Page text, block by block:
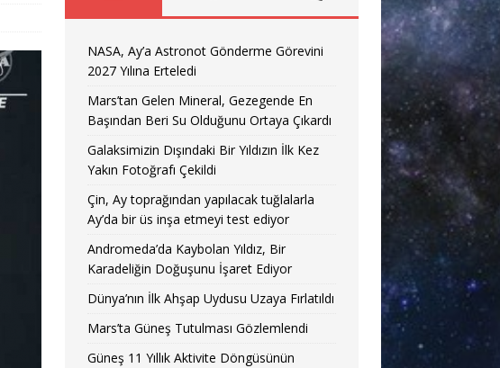
NASA, Ay’a Astronot Gönderme Görevini
2027 Yılına Erteledi
Mars’tan Gelen Mineral, Gezegende En
Başından Beri Su Olduğunu Ortaya Çıkardı
Galaksimizin Dışındaki Bir Yıldızın İlk Kez
Yakın Fotoğrafı Çekildi
Çin, Ay toprağından yapılacak tuğlalarla
Ay’da bir üs inşa etmeyi test ediyor
Andromeda’da Kaybolan Yıldız, Bir
Karadeliğin Doğuşunu İşaret Ediyor
Dünya’nın İlk Ahşap Uydusu Uzaya Fırlatıldı
Mars’ta Güneş Tutulması Gözlemlendi
Güneş 11 Yıllık Aktivite Döngüsünün